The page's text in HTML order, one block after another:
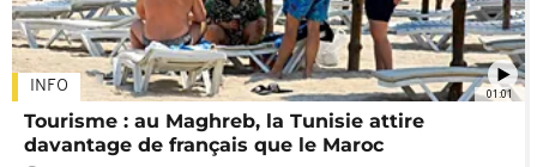
01:01
INFO
Tourisme : au Maghreb, la Tunisie attire
davantage de français que le Maroc